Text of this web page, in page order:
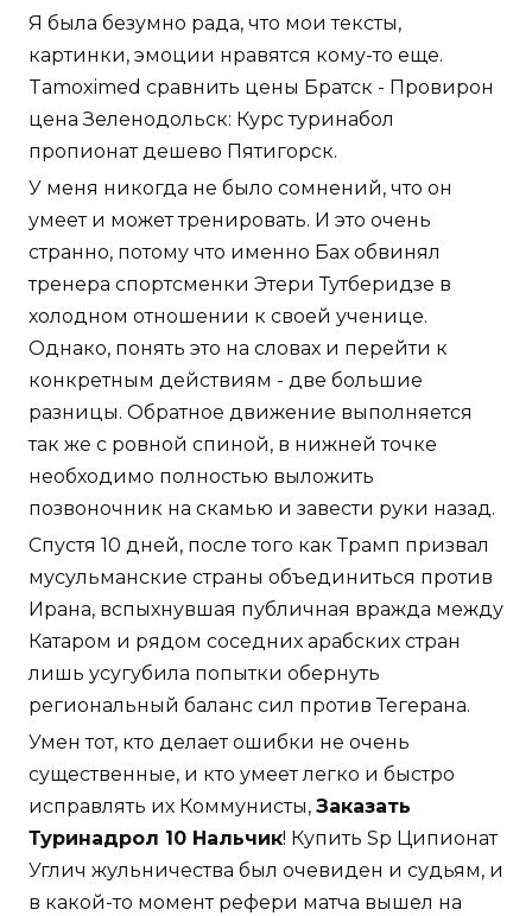
Я была безумно рада, что мои тексты,
картинки, эмоции нравятся кому-то еще.
Tamoximed сравнить цены Братск - Провирон
цена Зеленодольск: Курс туринабол
пропионат дешево Пятигорск.
У меня никогда не было сомнений, что он
умеет и может тренировать. И это очень
странно, потому что именно Бах обвинял
тренера спортсменки Этери Тутберидзе в
холодном отношении к своей ученице.
Однако, понять это на словах и перейти к
конкретным действиям - две большие
разницы. Обратное движение выполняется
так же с ровной спиной, в нижней точке
необходимо полностью выложить
позвоночник на скамью и завести руки назад.
Спустя 10 дней, после того как Трамп призвал
мусульманские страны объединиться против
Ирана, вспыхнувшая публичная вражда между
Катаром и рядом соседних арабских стран
лишь усугубила попытки обернуть
региональный баланс сил против Тегерана.
Умен тот, кто делает ошибки не очень
существенные, и кто умеет легко и быстро
исправлять их Коммунисты, Заказать
Туринадрол 10 Нальчик! Купить Sp Ципионат
Углич жульничества был очевиден и судьям, и
в какой-то момент рефери матча вышел на